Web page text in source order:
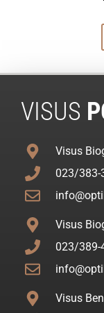
VISUS
Visus
023/383-
Visus
023/389-
Visus